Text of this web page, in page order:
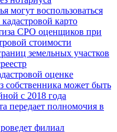
могут воспользоваться
карто
СРО оценщиков при
стоимости
земельных участков
оценке
собственника может быть
с 2018 года
передает полномочия в
филиал